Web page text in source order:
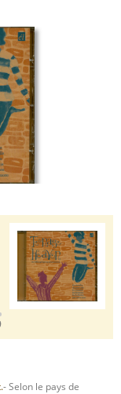
- Selon le pays de